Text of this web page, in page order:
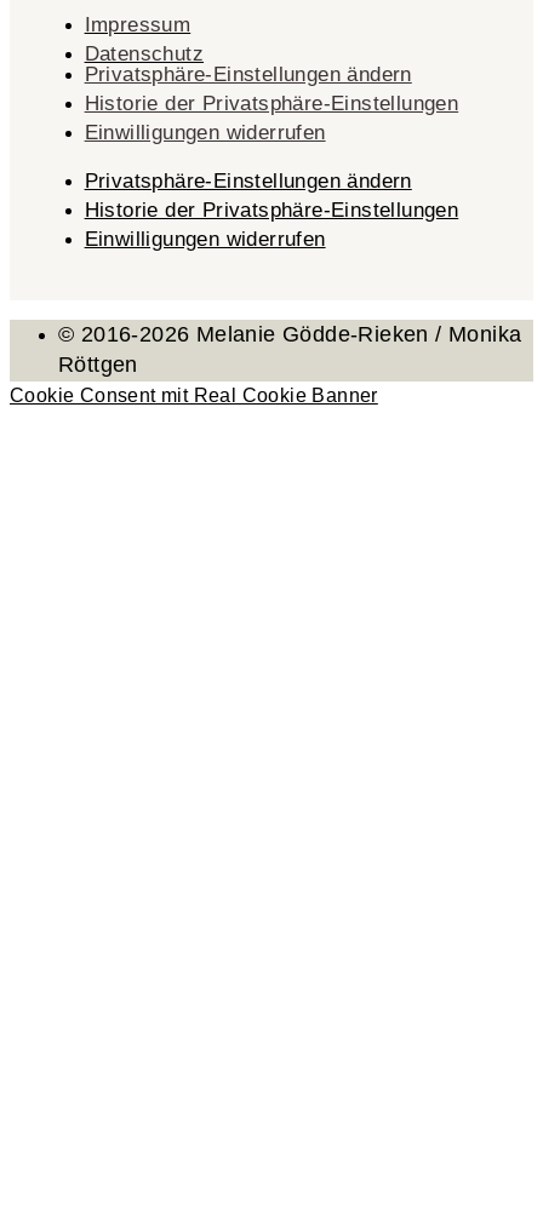
Impressum
Datenschutz
Privatsphäre-Einstellungen ändern
Historie der Privatsphäre-Einstellungen
Einwilligungen widerrufen
Privatsphäre-Einstellungen ändern
Historie der Privatsphäre-Einstellungen
Einwilligungen widerrufen
© 2016-2026 Melanie Gödde-Rieken / Monika
Röttgen
Cookie Consent mit Real Cookie Banner